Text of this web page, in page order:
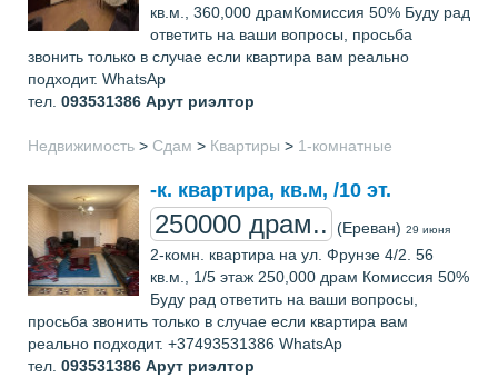
кв.м., 360,000 драмКомиссия 50% Буду рад
ответить на ваши вопросы, просьба
звонить только в случае если квартира вам реально
подходит. WhatsAp
тел. 093531386 Арут риэлтор
Недвижимость > Сдам > Квартиры > 1-комнатные
-к. квартира, кв.м, /10 эт.
250000 драм.. (Ереван) 29 июня
2-комн. квартира на ул. Фрунзе 4/2. 56
кв.м., 1/5 этаж 250,000 драм Комиссия 50%
Буду рад ответить на ваши вопросы,
просьба звонить только в случае если квартира вам
реально подходит. +37493531386 WhatsAp
тел. 093531386 Арут риэлтор